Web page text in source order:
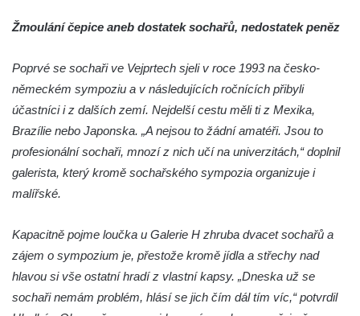
nádvoří kláštera dominikánů v Českých
Socha svatého Zachariáše na nádvoří
kláštera dominikánů v Českých
Budějovicích
Socha svatého Josefa na nádvoří kláštera
dominikánů v Českých Budějovicích
Socha svaté Anny na nádvoří kláštera
Sousoší Kalvárie před klášterem
Žmoulání čepice aneb dostatek sochařů, nedostatek peněz
Poprvé se sochaři ve Vejprtech sjeli v roce 1993 na česko-
německém sympoziu a v následujících ročnících přibyli
účastníci i z dalších zemí. Nejdelší cestu měli ti z Mexika,
Brazílie nebo Japonska. „A nejsou to žádní amatéři. Jsou to
profesionální sochaři, mnozí z nich učí na univerzitách,“ doplnil
galerista, který kromě sochařského sympozia organizuje i
malířské.
Kapacitně pojme loučka u Galerie H zhruba dvacet sochařů a
zájem o sympozium je, přestože kromě jídla a střechy nad
hlavou si vše ostatní hradí z vlastní kapsy. „Dneska už se
sochaři nemám problém, hlásí se jich čím dál tím víc,“ potvrdil